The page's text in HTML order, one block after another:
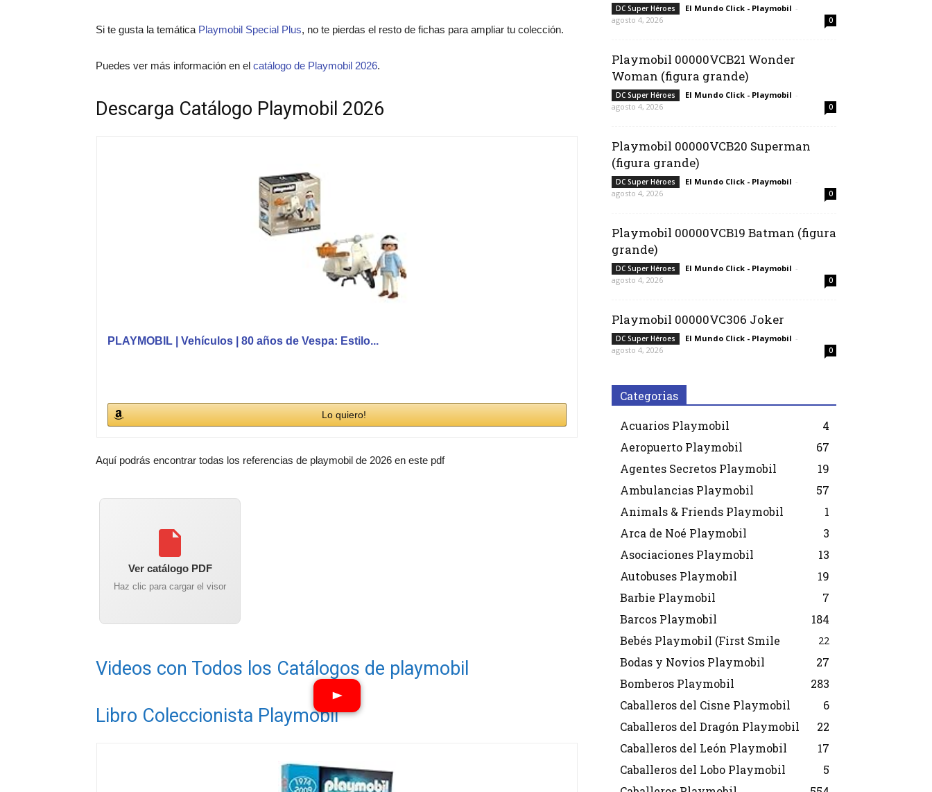
Si te gusta la temática Playmobil Special Plus, no te pierdas el resto de fichas para ampliar tu colección.
Puedes ver más información en el catálogo de Playmobil 2026.
Descarga Catálogo Playmobil 2026
PLAYMOBIL | Vehículos | 80 años de Vespa: Estilo...
Lo quiero!
Aquí podrás encontrar todas los referencias de playmobil de 2026 en este pdf
Ver catálogo PDF
Haz clic para cargar el visor
Videos con Todos los Catálogos de playmobil
Libro Coleccionista Playmobil
DC Super Héroes El Mundo Click - Playmobil -
agosto 4, 2026
0
Playmobil 00000VCB21 Wonder
Woman (figura grande)
DC Super Héroes El Mundo Click - Playmobil -
agosto 4, 2026
0
Playmobil 00000VCB20 Superman
(figura grande)
DC Super Héroes El Mundo Click - Playmobil -
agosto 4, 2026
0
Playmobil 00000VCB19 Batman (figura
grande)
DC Super Héroes El Mundo Click - Playmobil -
agosto 4, 2026
0
Playmobil 00000VC306 Joker
DC Super Héroes El Mundo Click - Playmobil -
agosto 4, 2026
0
Categorias
Acuarios Playmobil
4
Aeropuerto Playmobil
67
Agentes Secretos Playmobil
19
Ambulancias Playmobil
57
Animals & Friends Playmobil
1
Arca de Noé Playmobil
3
Asociaciones Playmobil
13
Autobuses Playmobil
19
Barbie Playmobil
7
Barcos Playmobil
184
Bebés Playmobil (First Smile
22
Bodas y Novios Playmobil
27
Bomberos Playmobil
283
Caballeros del Cisne Playmobil
6
Caballeros del Dragón Playmobil
22
Caballeros del León Playmobil
17
Caballeros del Lobo Playmobil
5